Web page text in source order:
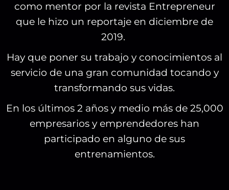
como mentor por la revista Entrepreneur
que le hizo un reportaje en diciembre de
2019.
Hay que poner su trabajo y conocimientos al
servicio de una gran comunidad tocando y
transformando sus vidas.
En los últimos 2 años y medio más de 25,000
empresarios y emprendedores han
participado en alguno de sus
entrenamientos.